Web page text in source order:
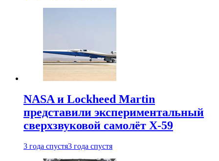
NASA и Lockheed Martin
представили экспериментальный
сверхзвуковой самолёт X-59
3 года спустя3 года спустя